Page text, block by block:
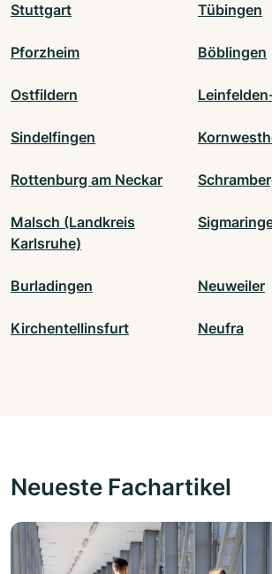
Stuttgart Tübingen
Pforzheim Böblingen
Ostfildern
Sindelfingen
Rottenburg am Neckar
Malsch (Landkreis
Karlsruhe)
Burladingen Neuweiler
Kirchentellinsfurt Neufra
Neueste Fachartikel